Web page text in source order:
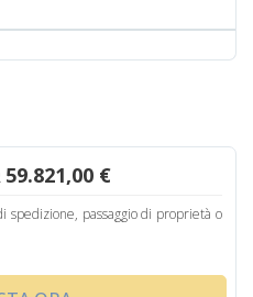
59.821,00 €
spedizione, passaggio di proprietà o